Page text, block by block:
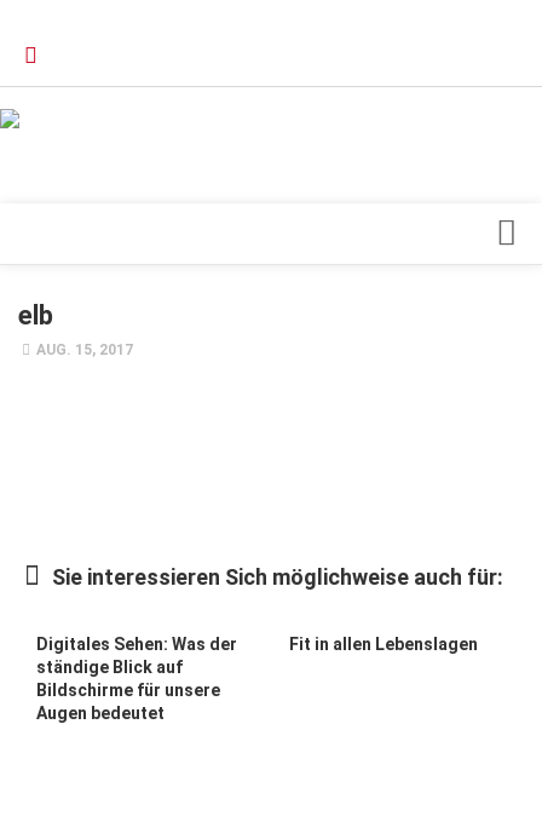
Forschung
Forum Gesundheit
Allgemein
elb
AUG. 15, 2017
Sie interessieren Sich möglichweise auch für:
Digitales Sehen: Was der
ständige Blick auf
Bildschirme für unsere
Augen bedeutet
Fit in allen Lebenslagen